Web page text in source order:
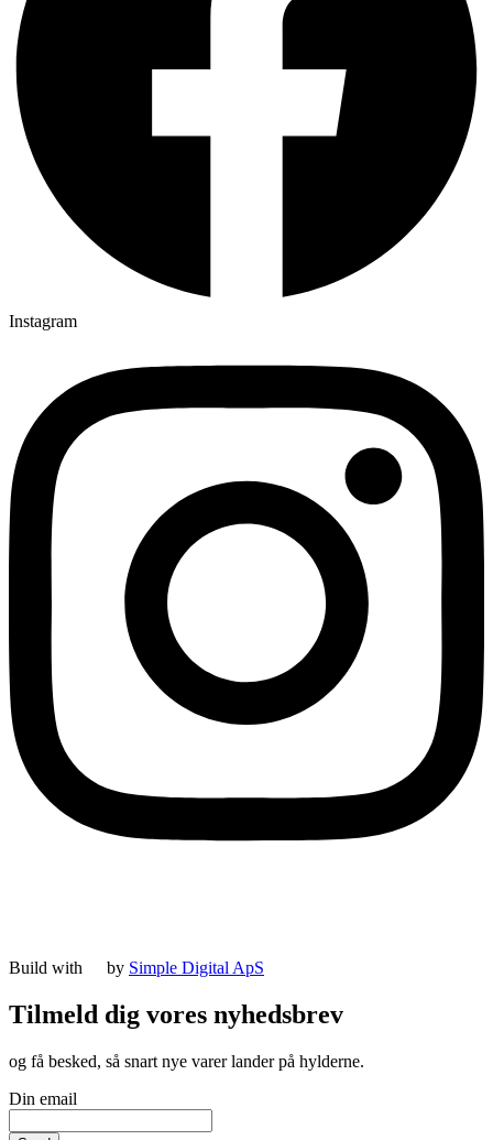
Instagram
Build with by Simple Digital ApS
Tilmeld dig vores nyhedsbrev
og få besked, så snart nye varer lander på hylderne.
Din email